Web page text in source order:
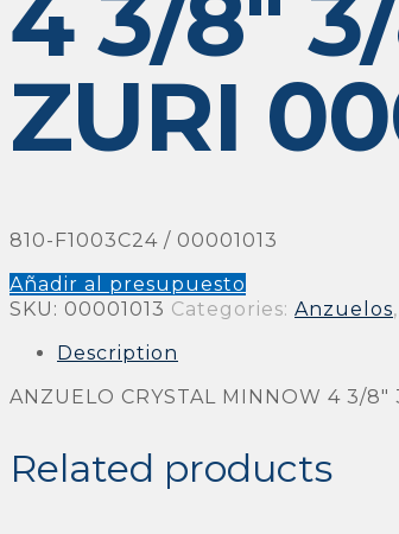
ZURI
810-F1003C24 / 00001013
Añadir al presupuesto
SKU: 00001013 Categories: Anzuelos,
Description
ANZUELO CRYSTAL MINNOW 4 3/8″
Related products